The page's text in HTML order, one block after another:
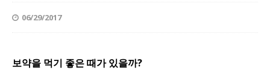
06/29/2017
보약을 먹기 좋은 때가 있을까?